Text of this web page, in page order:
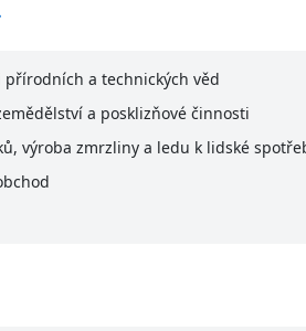
přírodních a technických věd
a posklizňové činnosti
výroba zmrzliny a ledu k lidské